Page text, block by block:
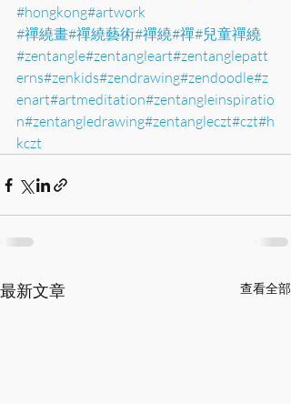
#hongkong#artwork
#禪繞畫#禪繞藝術#禪繞#禪#兒童禪繞
#zentangle#zentangleart#zentanglepatt
erns#zenkids#zendrawing#zendoodle#z
enart#artmeditation#zentangleinspiratio
n#zentangledrawing#zentangleczt#czt#h
kczt
最新文章 查看全部